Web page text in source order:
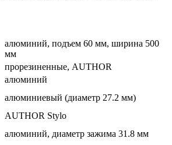
алюминий, подъем 60 мм, ширина 500
мм
прорезиненные, AUTHOR
алюминий
алюминиевый (диаметр 27.2 мм)
AUTHOR Stylo
алюминий, диаметр зажима 31.8 мм